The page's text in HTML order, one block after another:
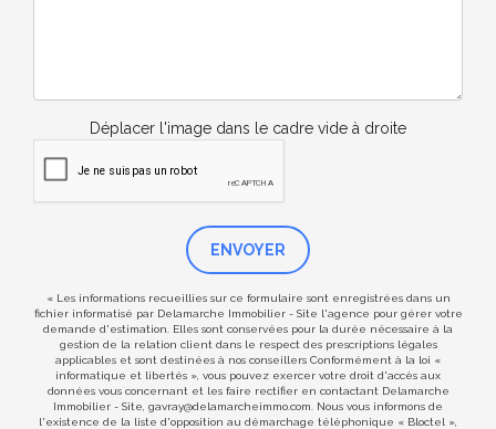
Déplacer l'image dans le cadre vide à droite
ENVOYER
« Les informations recueillies sur ce formulaire sont enregistrées dans un
fichier informatisé par Delamarche Immobilier - Site l'agence pour gérer votre
demande d'estimation. Elles sont conservées pour la durée nécessaire à la
gestion de la relation client dans le respect des prescriptions légales
applicables et sont destinées à nos conseillers Conformément à la loi «
informatique et libertés », vous pouvez exercer votre droit d'accès aux
données vous concernant et les faire rectifier en contactant Delamarche
Immobilier - Site, gavray@delamarcheimmo.com. Nous vous informons de
l'existence de la liste d'opposition au démarchage téléphonique « Bloctel »,